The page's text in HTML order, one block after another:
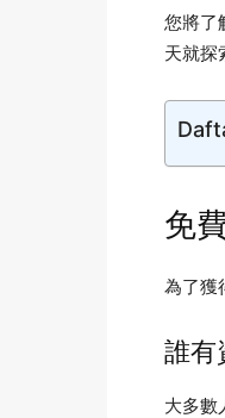
您將了
天就探
免
為了獲
誰有
大多數